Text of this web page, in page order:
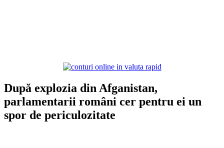
După explozia din Afganistan,
parlamentarii români cer pentru ei un
spor de periculozitate